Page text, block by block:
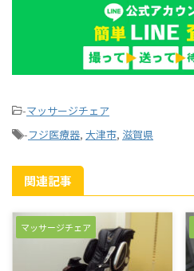
-マッサージチェア
-フジ医療器, 大津市, 滋賀県
関連記事
マッサージチェア